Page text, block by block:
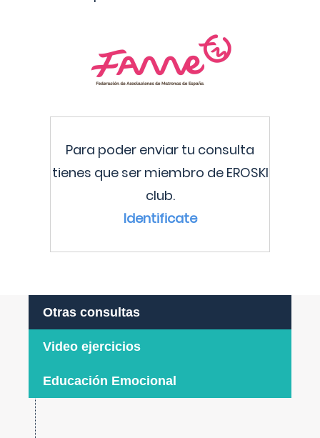
Para poder enviar tu consulta
tienes que ser miembro de EROSKI
club.
Identificate
Otras consultas
Video ejercicios
Educación Emocional